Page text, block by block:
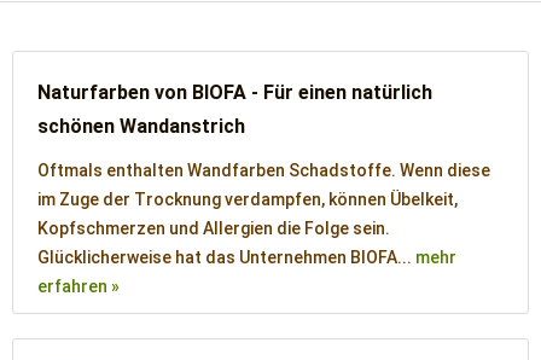
Naturfarben von BIOFA - Für einen natürlich
schönen Wandanstrich
Oftmals enthalten Wandfarben Schadstoffe. Wenn diese
im Zuge der Trocknung verdampfen, können Übelkeit,
Kopfschmerzen und Allergien die Folge sein.
Glücklicherweise hat das Unternehmen BIOFA... mehr
erfahren »